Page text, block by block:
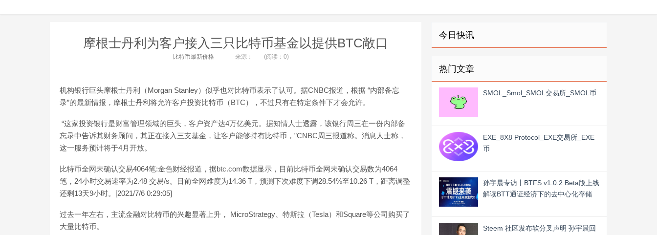
摩根士丹利为客户接入三只比特币基金以提供BTC敞口
比特币最新价格 来源： (阅读：0)
机构银行巨头摩根士丹利（Morgan Stanley）似乎也对比特币表示了认可。据CNBC报道，根据 “内部备忘
录”的最新情报，摩根士丹利将允许客户投资比特币（BTC），不过只有在特定条件下才会允许。
“这家投资银行是财富管理领域的巨头，客户资产达4万亿美元。据知情人士透露，该银行周三在一份内部备
忘录中告诉其财务顾问，其正在接入三支基金，让客户能够持有比特币，”CNBC周三报道称。消息人士称，
这一服务预计将于4月开放。
比特币全网未确认交易4064笔:金色财经报道，据btc.com数据显示，目前比特币全网未确认交易数为4064
笔，24小时交易速率为2.48 交易/s。目前全网难度为14.36 T，预测下次难度下调28.54%至10.26 T，距离调整
还剩13天9小时。[2021/7/6 0:29:05]
过去一年左右，主流金融对比特币的兴趣显著上升， MicroStrategy、特斯拉（Tesla）和Square等公司购买了
大量比特币。
今日快讯
热门文章
SMOL_Smol_SMOL交易所_SMOL币
EXE_8X8 Protocol_EXE交易所_EXE
币
孙宇晨专访丨BTFS v1.0.2 Beta版上线
解读BTT通证经济下的去中心化存储
Steem 社区发布软分叉声明 孙宇晨回